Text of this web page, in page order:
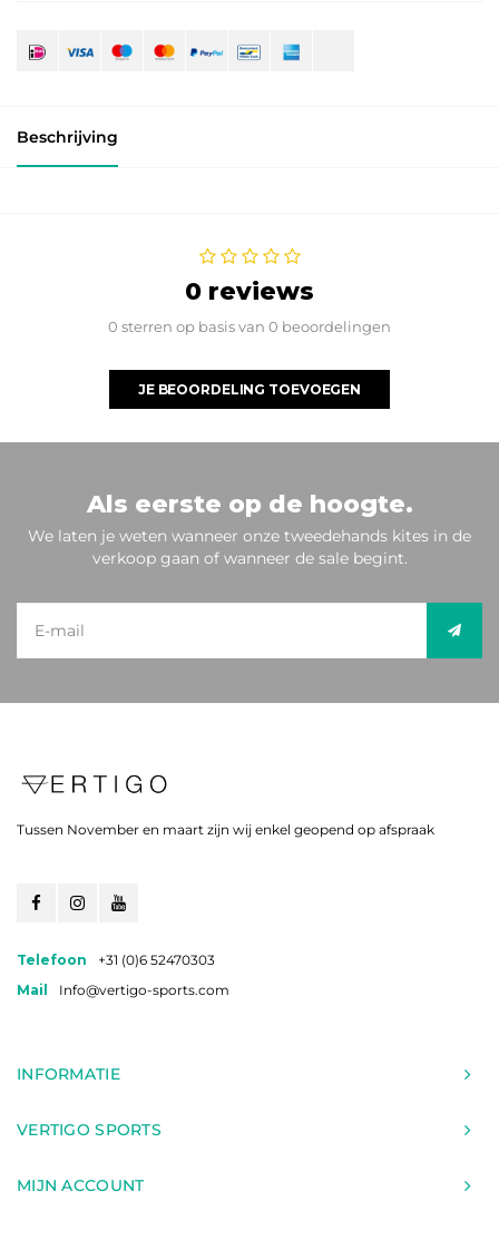
Beschrijving
0 reviews
0 sterren op basis van 0 beoordelingen
JE BEOORDELING TOEVOEGEN
Als eerste op de hoogte.
We laten je weten wanneer onze tweedehands kites in de
verkoop gaan of wanneer de sale begint.
Tussen November en maart zijn wij enkel geopend op afspraak
Telefoon
+31 (0)6 52470303
Mail
Info@vertigo-sports.com
INFORMATIE
VERTIGO SPORTS
MIJN ACCOUNT